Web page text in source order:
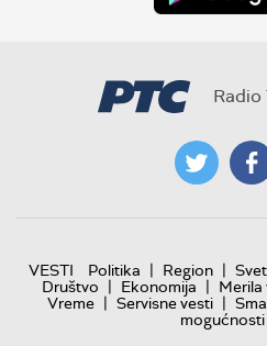
Radio
VESTI Politika | Region | Svet
Društvo | Ekonomija | Merila
Vreme | Servisne vesti |